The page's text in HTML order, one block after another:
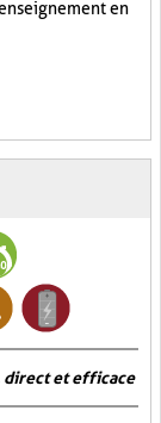
en
direct et efficace